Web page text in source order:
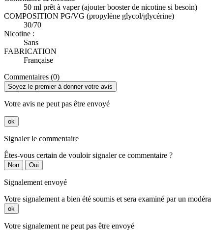
50 ml prêt à vaper (ajouter booster de nicotine si besoin)
COMPOSITION PG/VG (propylène glycol/glycérine)
30/70
Nicotine :
Sans
FABRICATION
Française
Commentaires (0)
Soyez le premier à donner votre avis
Votre avis ne peut pas être envoyé
ok
Signaler le commentaire
Êtes-vous certain de vouloir signaler ce commentaire ?
Non Oui
Signalement envoyé
Votre signalement a bien été soumis et sera examiné par un
ok
Votre signalement ne peut pas être envoyé